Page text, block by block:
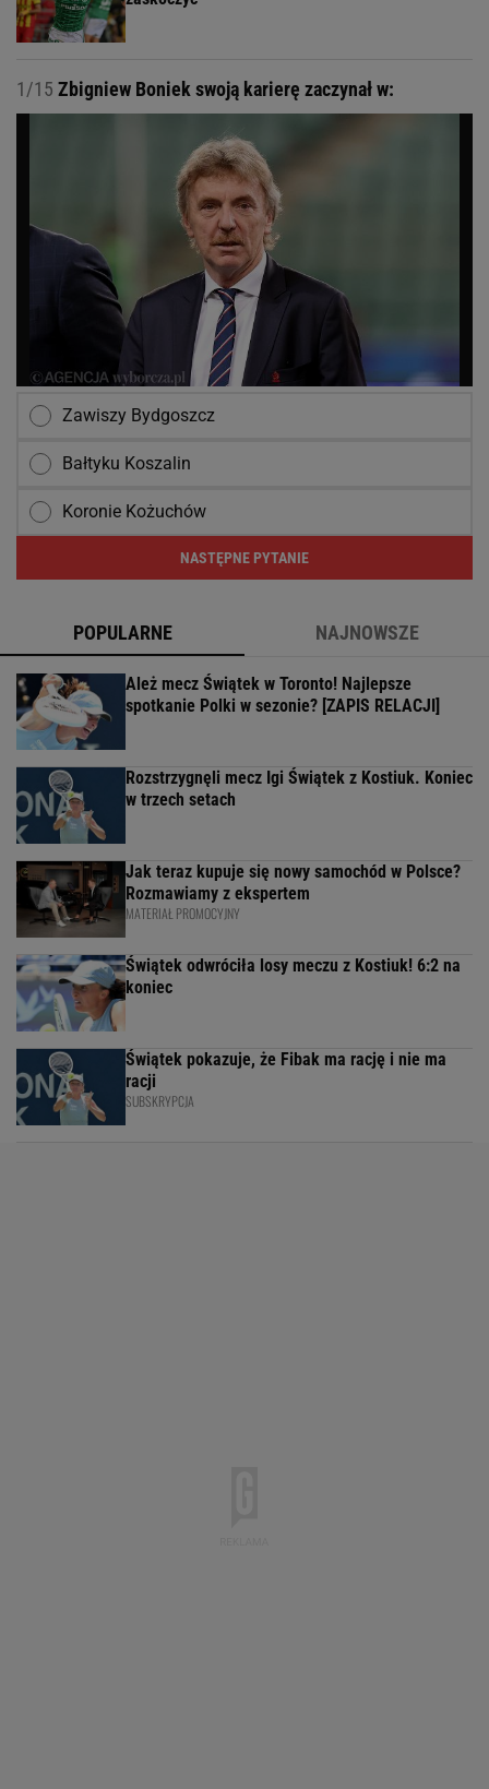
1/15 Zbigniew Boniek swoją karierę zaczynał w:
Zawiszy Bydgoszcz
Bałtyku Koszalin
Koronie Kożuchów
NASTĘPNE PYTANIE
POPULARNE NAJNOWSZE
Ależ mecz Świątek w Toronto! Najlepsze
spotkanie Polki w sezonie? [ZAPIS RELACJI]
Rozstrzygnęli mecz Igi Świątek z Kostiuk. Koniec
w trzech setach
Jak teraz kupuje się nowy samochód w Polsce?
Rozmawiamy z ekspertem
MATERIAŁ PROMOCYJNY
Świątek odwróciła losy meczu z Kostiuk! 6:2 na
koniec
Świątek pokazuje, że Fibak ma rację i nie ma
racji
SUBSKRYPCJA